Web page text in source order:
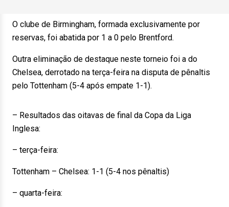
O clube de Birmingham, formada exclusivamente por
reservas, foi abatida por 1 a 0 pelo Brentford.
Outra eliminação de destaque neste torneio foi a do
Chelsea, derrotado na terça-feira na disputa de pênaltis
pelo Tottenham (5-4 após empate 1-1).
– Resultados das oitavas de final da Copa da Liga
Inglesa:
– terça-feira:
Tottenham – Chelsea: 1-1 (5-4 nos pênaltis)
– quarta-feira: